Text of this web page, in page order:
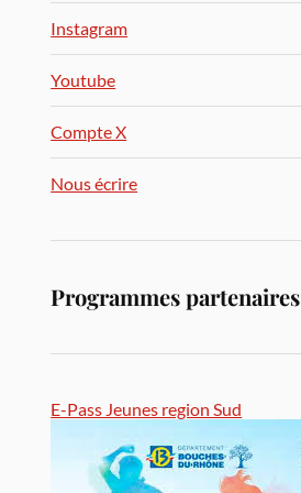
Instagram
Youtube
Compte X
Nous écrire
Programmes partenaires
E-Pass Jeunes region Sud